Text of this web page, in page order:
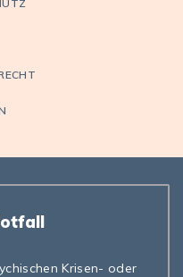
Krisen- oder